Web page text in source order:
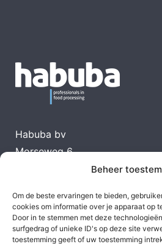
Beheer
Om de beste ervaringen te bieden,
cookies om informatie over je apparaat op
Door in te stemmen met deze
surfgedrag of unieke ID's op deze site
toestemming geeft of uw toestemming
Habuba bv
Morseweg 6
1131 PK Volendam
Einfo@habuba.nl